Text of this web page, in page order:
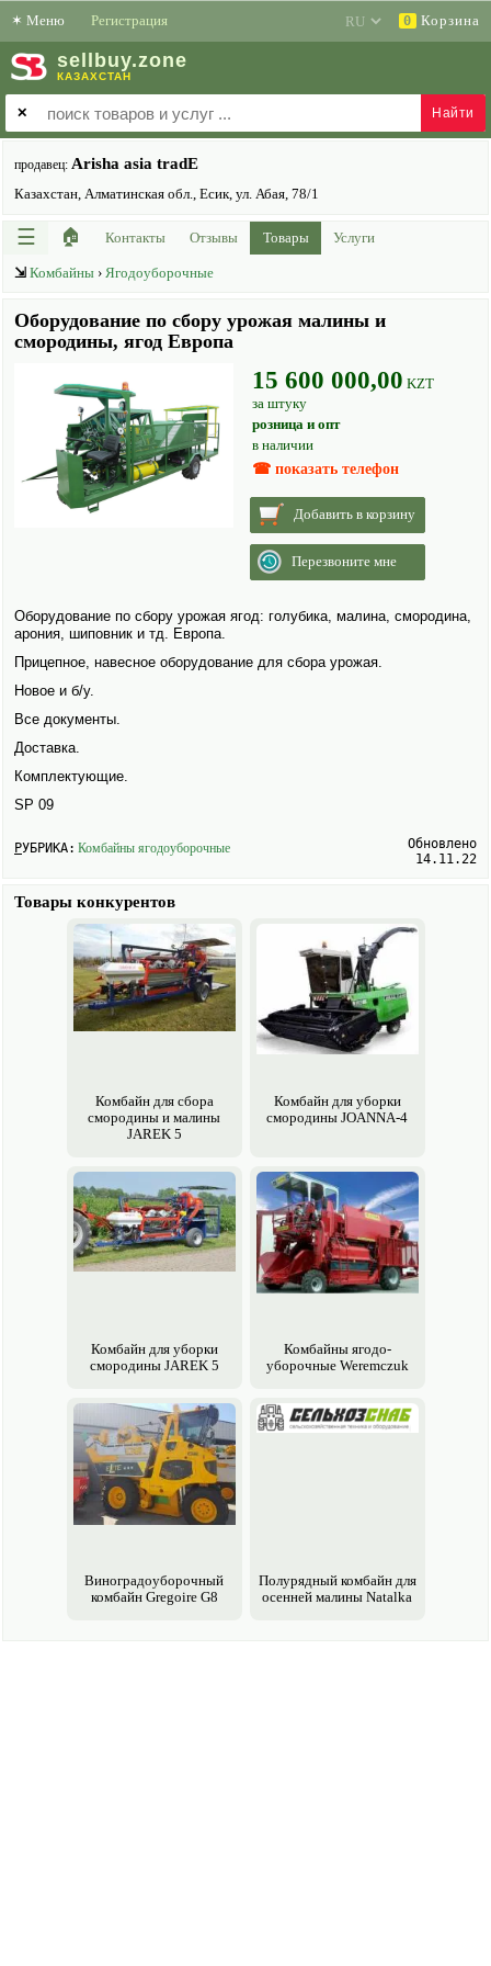
✶ Меню Регистрация 0 Корзина
sell buy.zone
КАЗАХСТАН
✕
продавец: Arisha asia tradE
Казахстан, Алматинская обл., Есик, ул. Абая, 78/1
☰ 🏠 Контакты Отзывы Товары Услуги
⇲ Комбайны › Ягодоуборочные
Оборудование по сбору урожая малины и
смородины, ягод Европа
15 600 000,00 KZT
за штуку
розница и опт
в наличии
☎ показать телефон
Добавить в корзину
Перезвоните мне
Обору­дование по сбору урожая ягод: голубика, малина, смородина,
арония, шиповник и тд. Европа.
Прицепное, навесное обору­дование для сбора урожая.
Новое и б/у.
Все документы.
Доставка.
Комплектующие.
SP 09
РУБРИКА: Комбайны ягодо­уборочные
Обновлено
14.11.22
Товары конкурентов
Комбайн для сбора
смородины и малины
JAREK 5
Комбайн для уборки
смородины JOANNA-4
Комбайн для уборки
смородины JAREK 5
Комбайны ягодо­
уборочные Weremczuk
Виноградо­уборочный
комбайн Gregoire G8
Полурядный комбайн для
осенней малины Natalka